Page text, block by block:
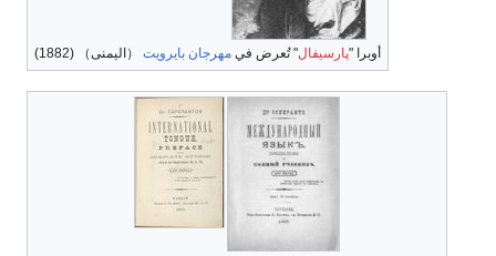
أوبرا "پارسيفال" تُعرض في مهرجان بايرويت （اليمنى） (1882)